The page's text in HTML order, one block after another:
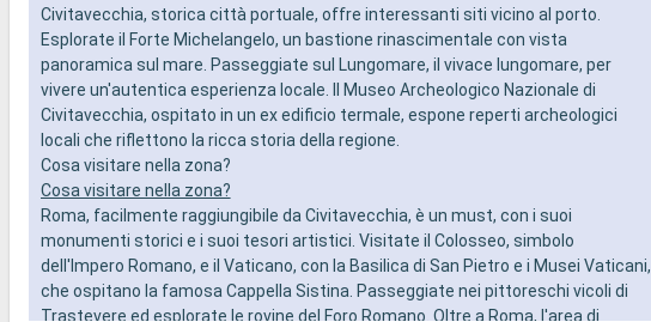
Civitavecchia, storica città portuale, offre interessanti siti vicino al porto.
Esplorate il Forte Michelangelo, un bastione rinascimentale con vista
panoramica sul mare. Passeggiate sul Lungomare, il vivace lungomare, per
vivere un'autentica esperienza locale. Il Museo Archeologico Nazionale di
Civitavecchia, ospitato in un ex edificio termale, espone reperti archeologici
locali che riflettono la ricca storia della regione.
Cosa visitare nella zona?
Cosa visitare nella zona?
Roma, facilmente raggiungibile da Civitavecchia, è un must, con i suoi
monumenti storici e i suoi tesori artistici. Visitate il Colosseo, simbolo
dell'Impero Romano, e il Vaticano, con la Basilica di San Pietro e i Musei Vaticani,
che ospitano la famosa Cappella Sistina. Passeggiate nei pittoreschi vicoli di
Trastevere ed esplorate le rovine del Foro Romano. Oltre a Roma, l'area di